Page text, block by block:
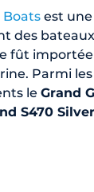
Boats est
des
fût
Parmi
le Grand
S470